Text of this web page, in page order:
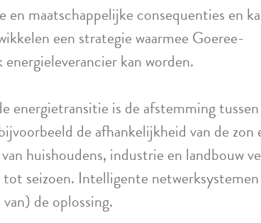
maatschappelijke consequenties en
een strategie waarmee Goeree-
kan worden.
energietransitie is de afstemming tussen
de afhankelijkheid van de zon
huishoudens, industrie en landbouw
seizoen. Intelligente
de oplossing.